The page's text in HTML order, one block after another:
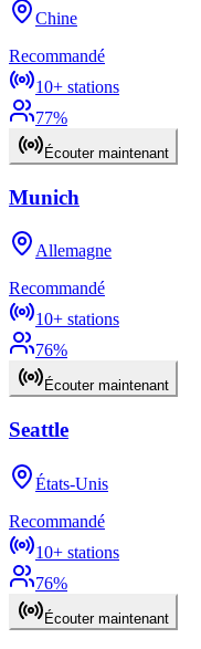
Chine
Recommandé
10+ stations
77%
Écouter maintenant
Munich
Allemagne
Recommandé
10+ stations
76%
Écouter maintenant
Seattle
États-Unis
Recommandé
10+ stations
76%
Écouter maintenant